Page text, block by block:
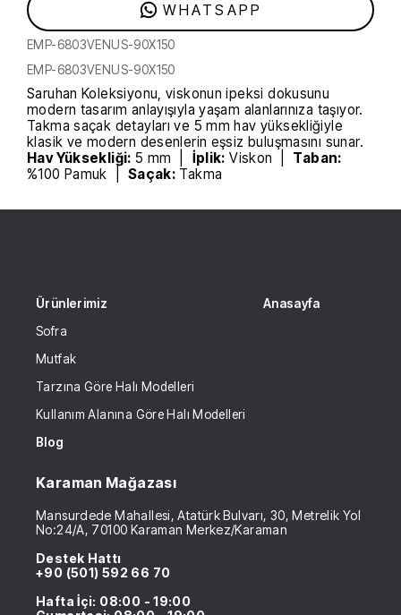
WHATSAPP
EMP-6803VENUS-90X150
EMP-6803VENUS-90X150
Saruhan Koleksiyonu, viskonun ipeksi dokusunu
modern tasarım anlayışıyla yaşam alanlarınıza taşıyor.
Takma saçak detayları ve 5 mm hav yüksekliğiyle
klasik ve modern desenlerin eşsiz buluşmasını sunar.
Hav Yüksekliği: 5 mm | İplik: Viskon | Taban:
%100 Pamuk | Saçak: Takma
Ürünlerimiz
Sofra
Mutfak
Tarzına Göre Halı Modelleri
Kullanım Alanına Göre Halı Modelleri
Anasayfa
Blog
Karaman Mağazası
Mansurdede Mahallesi, Atatürk Bulvarı, 30, Metrelik Yol
No:24/A, 70100 Karaman Merkez/Karaman
Destek Hattı
+90 (501) 592 66 70
Hafta İçi: 08:00 - 19:00